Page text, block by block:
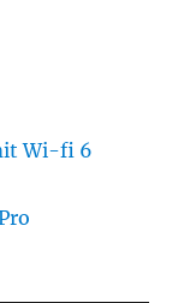
Wi-fi 6